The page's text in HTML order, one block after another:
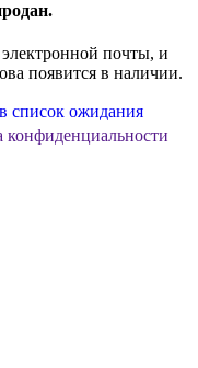
почты, и
появится в наличии.
список ожидания
конфиденциальности